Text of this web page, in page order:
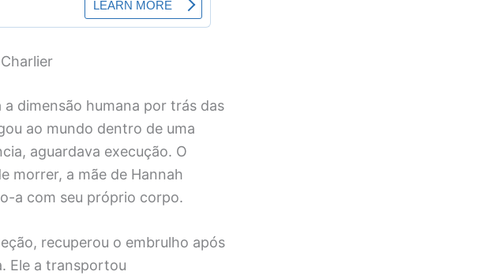
dimensão humana por trás das
ao mundo dentro de uma
aguardava execução. O
morrer, a mãe de Hannah
a com seu próprio corpo.
recuperou o embrulho após
Ele a transportou